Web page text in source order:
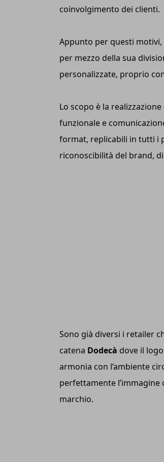
coinvolgimento dei clienti.
Appunto per questi motivi,
per mezzo della sua
personalizzate, proprio
Lo scopo è la
funzionale e
format, replicabili in tutti i
riconoscibilità del brand,
Sono già diversi i retailer
catena Dodecà dove il
armonia con l’ambiente
perfettamente
marchio.